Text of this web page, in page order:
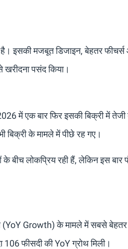
है। इसकी मजबूत डिजाइन, बेहतर
पसंद किया।
में एक बार फिर इसकी बिक्री में
बिक्री के मामले में पीछे रह गए।
बीच लोकप्रिय रही हैं, लेकिन इस बार
(YoY Growth) के मामले में सबसे बेहतर
फीसदी की YoY ग्रोथ मिली।